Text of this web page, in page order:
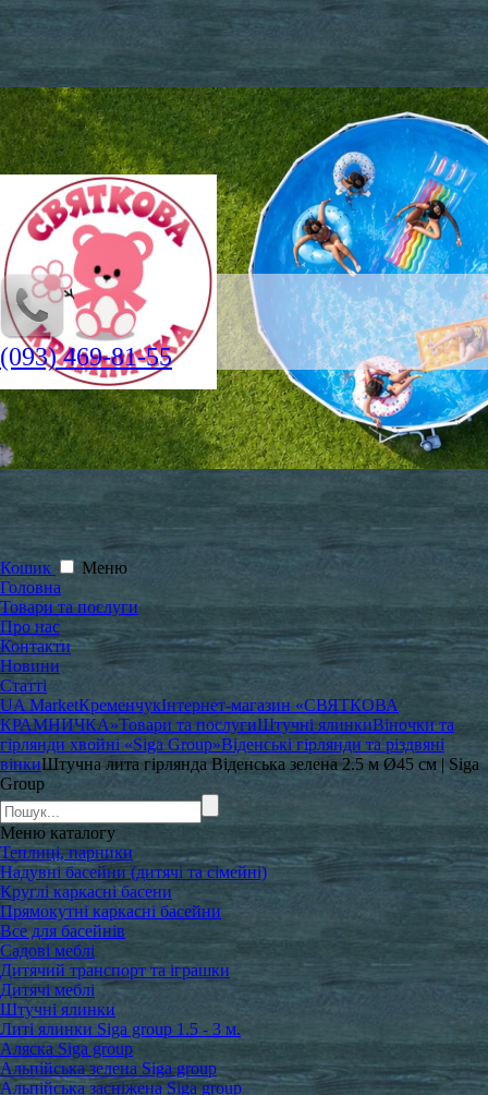
(093) 469-81-55
Кошик
Меню
Головна
Товари та послуги
Про нас
Контакти
Новини
Статті
UA MarketКременчукІнтернет-магазин «СВЯТКОВА
КРАМНИЧКА»Товари та послугиШтучні ялинкиВіночки та
гірлянди хвойні «Siga Group»Віденські гірлянди та різдвяні
вінкиШтучна лита гірлянда Віденська зелена 2.5 м Ø45 см | Siga
Group
Меню каталогу
Теплиці, парники
Надувні басейни (дитячі та сімейні)
Круглі каркасні басени
Прямокутні каркасні басейни
Все для басейнів
Садові меблі
Дитячий транспорт та іграшки
Дитячі меблі
Штучні ялинки
Литі ялинки Siga group 1.5 - 3 м.
Аляска Siga group
Альпійська зелена Siga group
Альпійська засніжена Siga group